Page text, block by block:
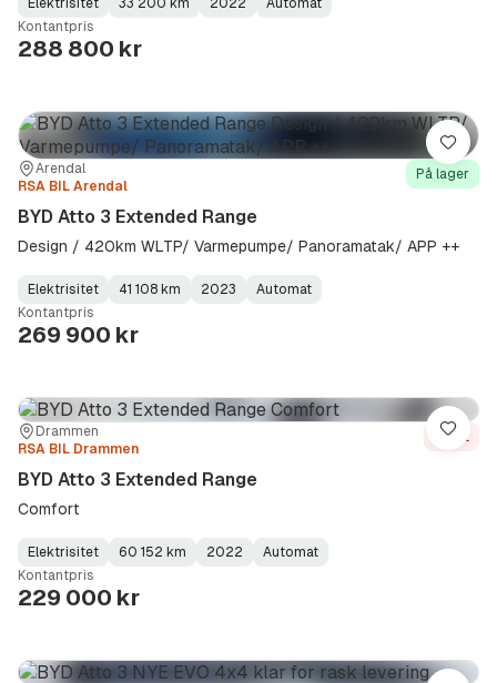
Fuel
Type:
Elektrisitet
Kilometerstand:
33 200 km
Model
Year:
2022
Gearbox
Type:
Automat
Kontantpris
288 800 kr
Sted:
Arendal
Forhandler:
RSA BIL Arendal
På lager
BYD Atto 3 Extended Range
Design / 420km WLTP/ Varmepumpe/ Panoramatak/ APP ++
Fuel
Type:
Elektrisitet
Kilometerstand:
41 108 km
Model
Year:
2023
Gearbox
Type:
Automat
Kontantpris
269 900 kr
Lagre
Sted:Drammen
Forhandler:
RSA BIL Drammen
Solgt
BYD Atto 3 Extended Range
Comfort
Fuel
Type:
Elektrisitet
Kilometerstand:
60 152 km
Model
Year:
2022
Gearbox
Type:
Automat
Kontantpris
229 000 kr
Lagre